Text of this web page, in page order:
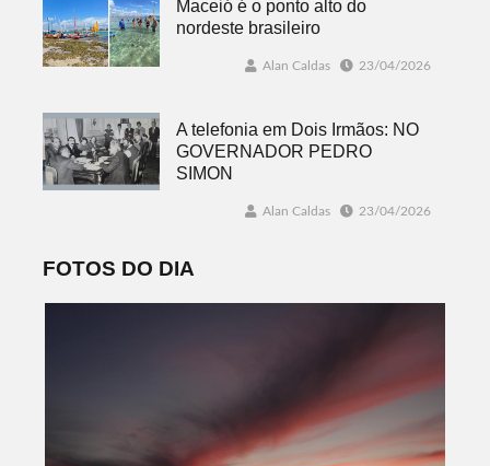
Maceió é o ponto alto do
nordeste brasileiro
Alan Caldas 23/04/2026
A telefonia em Dois Irmãos: NO
GOVERNADOR PEDRO
SIMON
Alan Caldas 23/04/2026
FOTOS DO DIA